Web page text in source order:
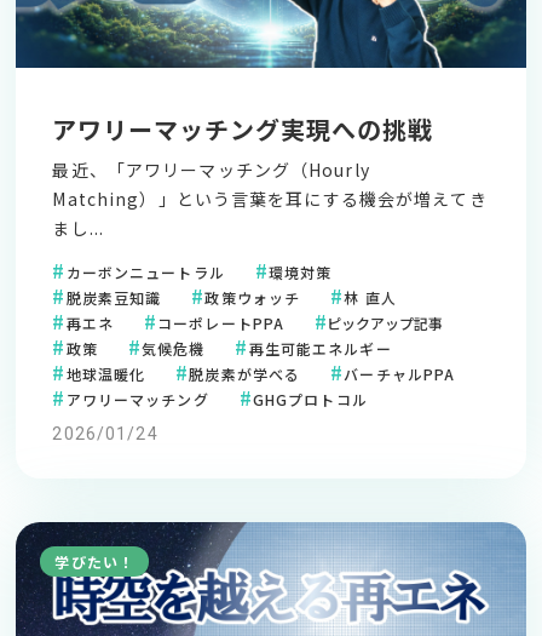
アワリーマッチング実現への挑戦
最近、「アワリーマッチング（Hourly
Matching）」という言葉を耳にする機会が増えてき
まし...
カーボンニュートラル
環境対策
脱炭素豆知識
政策ウォッチ
林 直人
再エネ
コーポレートPPA
ピックアップ記事
政策
気候危機
再生可能エネルギー
地球温暖化
脱炭素が学べる
バーチャルPPA
アワリーマッチング
GHGプロトコル
2026/01/24
学びたい！